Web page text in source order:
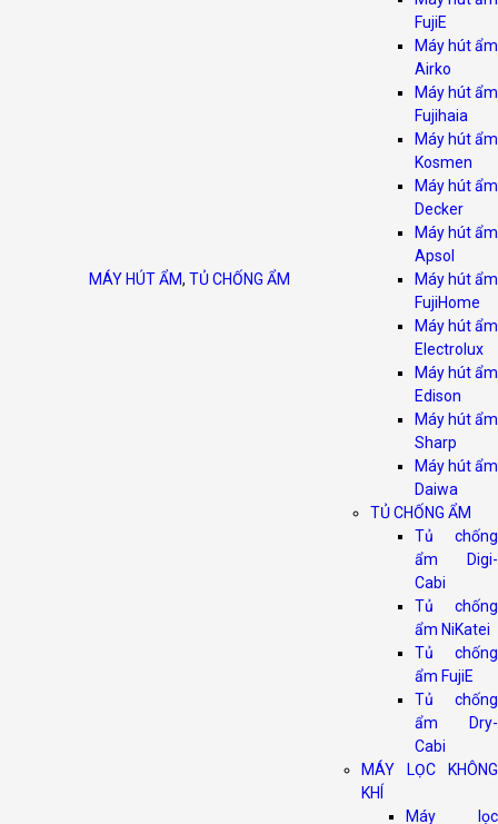
MÁY HÚT ẨM, TỦ CHỐNG ẨM
FujiE
Máy hút ẩm
Airko
Máy hút ẩm
Fujihaia
Máy hút ẩm
Kosmen
Máy hút ẩm
Decker
Máy hút ẩm
Apsol
Máy hút ẩm
FujiHome
Máy hút ẩm
Electrolux
Máy hút ẩm
Edison
Máy hút ẩm
Sharp
Máy hút ẩm
Daiwa
TỦ CHỐNG ẨM
Tủ chống
ẩm Digi-
Cabi
Tủ chống
ẩm NiKatei
Tủ chống
ẩm FujiE
Tủ chống
ẩm Dry-
Cabi
MÁY LỌC KHÔNG
KHÍ
Máy lọc